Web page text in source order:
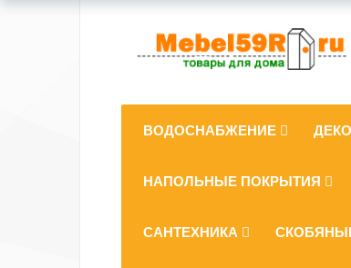
ВОДОСНАБЖЕНИЕ
НАПОЛЬНЫЕ ПОКРЫТИЯ
САНТЕХНИКА